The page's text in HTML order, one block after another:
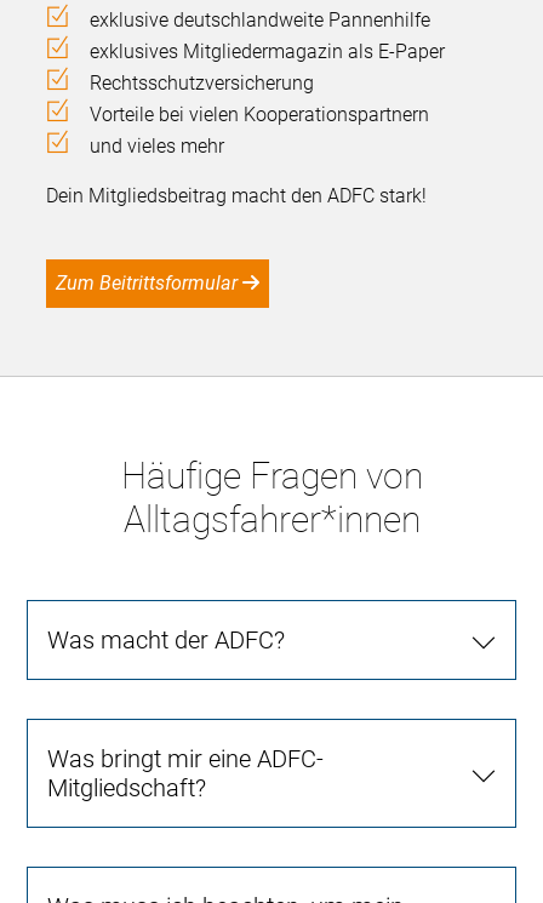
exklusive deutschlandweite Pannenhilfe
exklusives Mitgliedermagazin als E-Paper
Rechtsschutzversicherung
Vorteile bei vielen Kooperationspartnern
und vieles mehr
Dein Mitgliedsbeitrag macht den ADFC stark!
Zum Beitrittsformular
Häufige Fragen von
Alltagsfahrer*innen
Was macht der ADFC?
Was bringt mir eine ADFC-
Mitgliedschaft?